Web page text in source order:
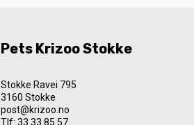
Pets Krizoo Stokke
Stokke Ravei 795
3160 Stokke
post@krizoo.no
Tlf:33 33 85 57